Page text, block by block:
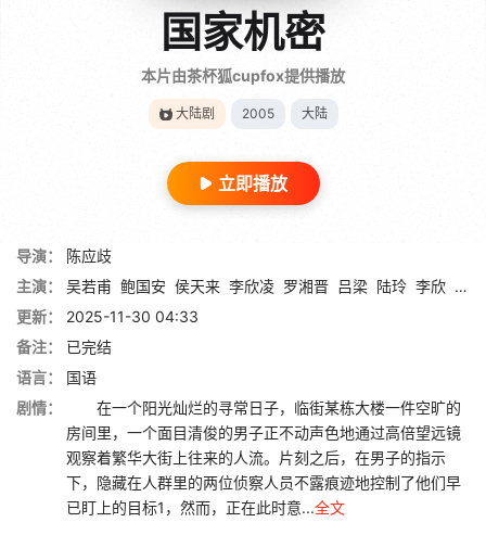
国家机密
本片由茶杯狐cupfox提供播放
大陆剧 2005 大陆
立即播放
导演：
陈应歧
主演：
吴若甫 鲍国安 侯天来 李欣凌 罗湘晋 吕梁 陆玲 李欣 蔡伟
更新：
2025-11-30 04:33
备注：
已完结
语言：
国语
剧情：
在一个阳光灿烂的寻常日子，临街某栋大楼一件空旷的
房间里，一个面目清俊的男子正不动声色地通过高倍望远镜
观察着繁华大街上往来的人流。片刻之后，在男子的指示
下，隐藏在人群里的两位侦察人员不露痕迹地控制了他们早
已盯上的目标1，然而，正在此时意...全文